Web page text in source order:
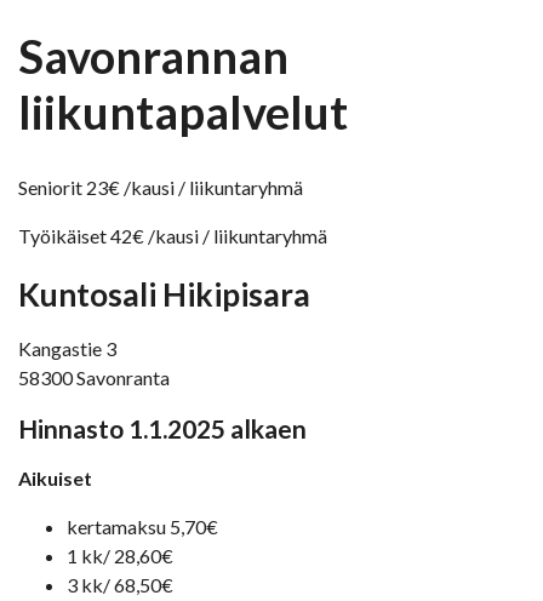
Savonrannan
liikuntapalvelut
Seniorit 23€ /kausi / liikuntaryhmä
Työikäiset 42€ /kausi / liikuntaryhmä
Kuntosali Hikipisara
Kangastie 3
58300 Savonranta
Hinnasto 1.1.2025 alkaen
Aikuiset
kertamaksu 5,70€
1 kk/ 28,60€
3 kk/ 68,50€